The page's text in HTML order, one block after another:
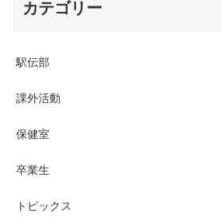
カテゴリー
駅伝部
課外活動
保健室
卒業生
トピックス